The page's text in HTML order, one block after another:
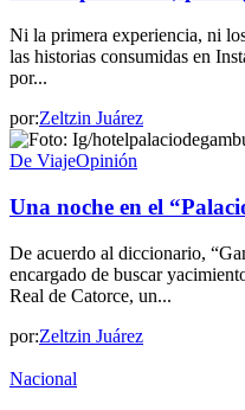
Ni la primera experiencia, ni
las historias consumidas en
por...
por:Zeltzin Juárez
De ViajeOpinión
Una noche en el
De acuerdo al diccionario,
encargado de buscar
Real de Catorce, un...
por:Zeltzin Juárez
Nacional